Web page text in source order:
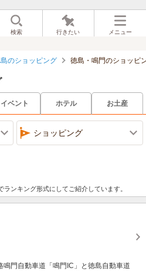
検索 行きたい メニュー
のショッピング 徳島・鳴門のショッピ
イベント ホテル お土産
ショッピング
ンキング形式にしてご紹介しています。
門自動車道「鳴門IC」と徳島自動車道